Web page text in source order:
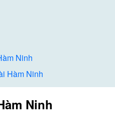
Ninh
Hàm Ninh
Ninh